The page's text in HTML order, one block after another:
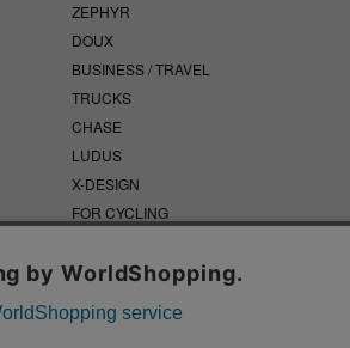
ZEPHYR
DOUX
BUSINESS / TRAVEL
TRUCKS
CHASE
LUDUS
X-DESIGN
FOR CYCLING